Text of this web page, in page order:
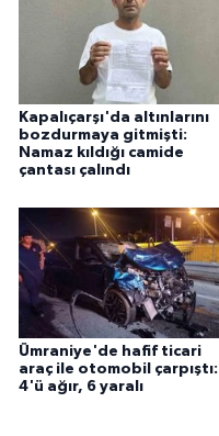
Kapalıçarşı'da altınlarını
bozdurmaya gitmişti:
Namaz kıldığı camide
çantası çalındı
Ümraniye'de hafif ticari
araç ile otomobil çarpıştı:
4'ü ağır, 6 yaralı